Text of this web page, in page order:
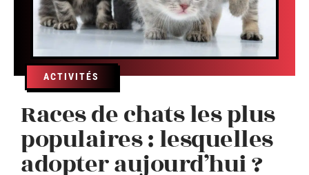
ACTIVITÉS
Races de chats les plus
populaires : lesquelles
adopter aujourd’hui ?